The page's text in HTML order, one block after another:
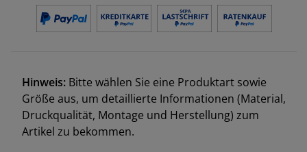
Hinweis: Bitte wählen Sie eine Produktart sowie
Größe aus, um detaillierte Informationen (Material,
Druckqualität, Montage und Herstellung) zum
Artikel zu bekommen.